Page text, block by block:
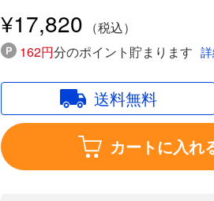
¥17,820
162円分のポイント貯まります
送料無料
カートに入れ